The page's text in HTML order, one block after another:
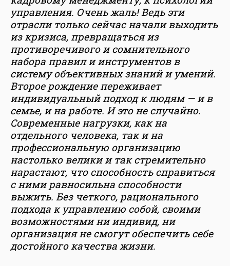
управления. Очень жаль! Ведь эти
отрасли только сейчас начали выходить
из кризиса, превращаться из
противоречивого и сомнительного
набора правил и инструментов в
систему объективных знаний и умений.
Второе рождение переживает
индивидуальный подход к людям — и в
семье, и на работе. И это не случайно.
Современные нагрузки, как на
отдельного человека, так и на
профессиональную организацию
настолько велики и так стремительно
нарастают, что способность справиться
с ними равносильна способности
выжить. Без четкого, рационального
подхода к управлению собой, своими
возможностями ни индивид, ни
организация не смогут обеспечить себе
достойного качества жизни.